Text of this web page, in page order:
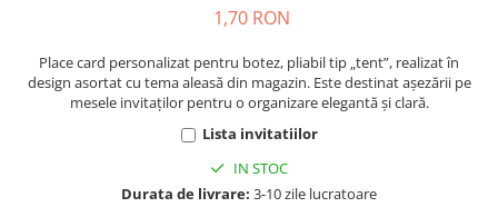
Semne de Carte
Articole pentru copii
1,70 RON
Place card personalizat pentru botez, pliabil tip „tent”, realizat în
design asortat cu tema aleasă din magazin. Este destinat așezării pe
mesele invitaților pentru o organizare elegantă și clară.
Lista invitatiilor
IN STOC
Durata de livrare: 3-10 zile lucratoare